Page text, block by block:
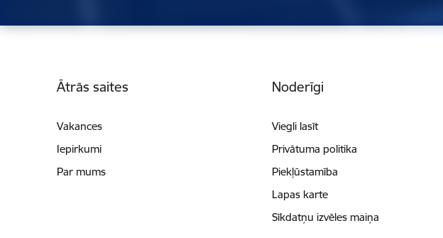
Ātrās saites
Vakances
Iepirkumi
Par mums
Noderīgi
Viegli lasīt
Privātuma politika
Piekļūstamība
Lapas karte
Sīkdatņu izvēles maiņa